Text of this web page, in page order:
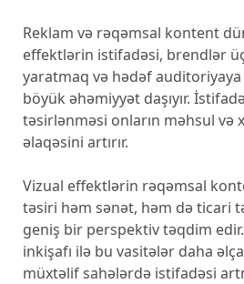
Reklam və rəqəmsal kontent
effektlərin istifadəsi, brendlər
yaratmaq və hədəf auditoriyaya
böyük əhəmiyyət daşıyır.
təsirlənməsi onların məhsul və
əlaqəsini artırır.
Vizual effektlərin rəqəmsal
təsiri həm sənət, həm də ticari
geniş bir perspektiv təqdim
inkişafı ilə bu vasitələr daha
müxtəlif sahələrdə istifadəsi